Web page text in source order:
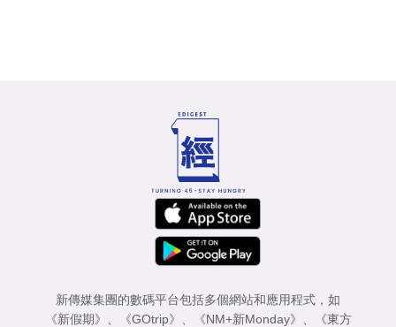
新傳媒集團的數碼平台包括多個網站和應用程式，如
《新假期》
《GOtrip》 《NM+新Monday》
《東方